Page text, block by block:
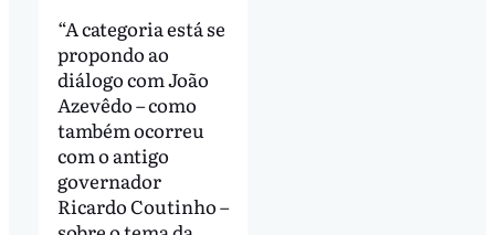
“A categoria está se
propondo ao
diálogo com João
Azevêdo – como
também ocorreu
com o antigo
governador
Ricardo Coutinho –